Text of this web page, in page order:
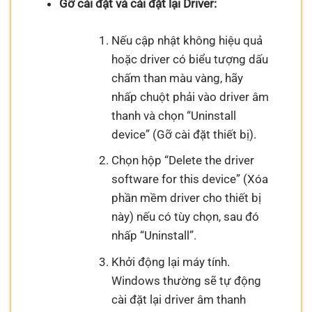
Gỡ cài đặt và cài đặt lại Driver:
Nếu cập nhật không hiệu quả
hoặc driver có biểu tượng dấu
chấm than màu vàng, hãy
nhấp chuột phải vào driver âm
thanh và chọn “Uninstall
device” (Gỡ cài đặt thiết bị).
Chọn hộp “Delete the driver
software for this device” (Xóa
phần mềm driver cho thiết bị
này) nếu có tùy chọn, sau đó
nhấp “Uninstall”.
Khởi động lại máy tính.
Windows thường sẽ tự động
cài đặt lại driver âm thanh